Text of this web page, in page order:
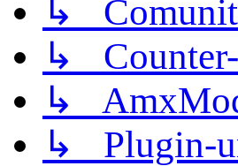
↳
↳
↳
↳ Plugin-